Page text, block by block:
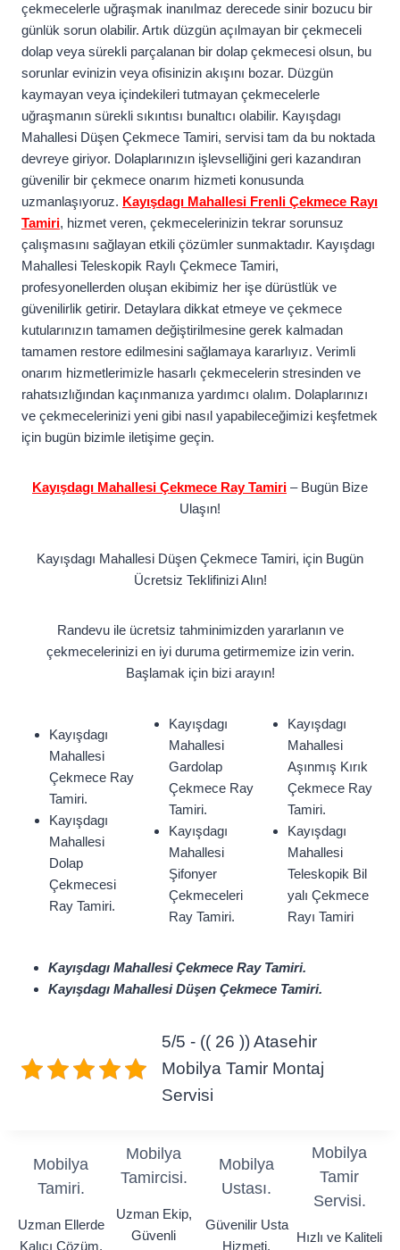
çekmecelerle uğraşmak inanılmaz derecede sinir bozucu bir
günlük sorun olabilir. Artık düzgün açılmayan bir çekmeceli
dolap veya sürekli parçalanan bir dolap çekmecesi olsun, bu
sorunlar evinizin veya ofisinizin akışını bozar. Düzgün
kaymayan veya içindekileri tutmayan çekmecelerle
uğraşmanın sürekli sıkıntısı bunaltıcı olabilir. Kayışdagı
Mahallesi Düşen Çekmece Tamiri, servisi tam da bu noktada
devreye giriyor. Dolaplarınızın işlevselliğini geri kazandıran
güvenilir bir çekmece onarım hizmeti konusunda
uzmanlaşıyoruz. Kayışdagı Mahallesi Frenli Çekmece Rayı
Tamiri, hizmet veren, çekmecelerinizin tekrar sorunsuz
çalışmasını sağlayan etkili çözümler sunmaktadır. Kayışdagı
Mahallesi Teleskopik Raylı Çekmece Tamiri,
profesyonellerden oluşan ekibimiz her işe dürüstlük ve
güvenilirlik getirir. Detaylara dikkat etmeye ve çekmece
kutularınızın tamamen değiştirilmesine gerek kalmadan
tamamen restore edilmesini sağlamaya kararlıyız. Verimli
onarım hizmetlerimizle hasarlı çekmecelerin stresinden ve
rahatsızlığından kaçınmanıza yardımcı olalım. Dolaplarınızı
ve çekmecelerinizi yeni gibi nasıl yapabileceğimizi keşfetmek
için bugün bizimle iletişime geçin.
Kayışdagı Mahallesi Çekmece Ray Tamiri – Bugün Bize
Ulaşın!
Kayışdagı Mahallesi Düşen Çekmece Tamiri, için Bugün
Ücretsiz Teklifinizi Alın!
Randevu ile ücretsiz tahminimizden yararlanın ve
çekmecelerinizi en iyi duruma getirmemize izin verin.
Başlamak için bizi arayın!
Kayışdagı
Mahallesi
Çekmece Ray
Tamiri.
Kayışdagı
Mahallesi
Dolap
Çekmecesi
Ray Tamiri.
Kayışdagı
Mahallesi
Gardolap
Çekmece Ray
Tamiri.
Kayışdagı
Mahallesi
Şifonyer
Çekmeceleri
Ray Tamiri.
Kayışdagı
Mahallesi
Aşınmış Kırık
Çekmece Ray
Tamiri.
Kayışdagı
Mahallesi
Teleskopik Bil
yalı Çekmece
Rayı Tamiri
Kayışdagı Mahallesi Çekmece Ray Tamiri.
Kayışdagı Mahallesi Düşen Çekmece Tamiri.
5/5 - (( 26 )) Atasehir
Mobilya Tamir Montaj
Servisi
Mobilya
Tamiri.
Uzman Ellerde
Kalıcı Çözüm.
Mobilya
Tamircisi.
Uzman Ekip,
Güvenli
Mobilya
Ustası.
Güvenilir Usta
Hizmeti.
Mobilya
Tamir
Servisi.
Hızlı ve Kaliteli